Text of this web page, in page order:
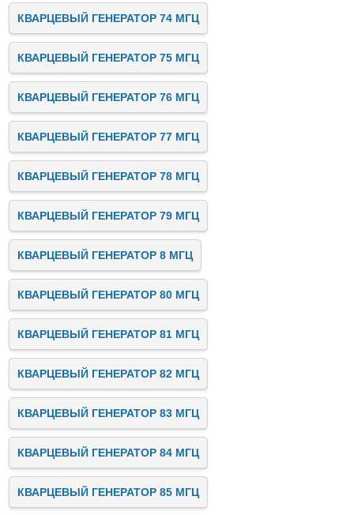
КВАРЦЕВЫЙ ГЕНЕРАТОР 74 МГЦ
КВАРЦЕВЫЙ ГЕНЕРАТОР 75 МГЦ
КВАРЦЕВЫЙ ГЕНЕРАТОР 76 МГЦ
КВАРЦЕВЫЙ ГЕНЕРАТОР 77 МГЦ
КВАРЦЕВЫЙ ГЕНЕРАТОР 78 МГЦ
КВАРЦЕВЫЙ ГЕНЕРАТОР 79 МГЦ
КВАРЦЕВЫЙ ГЕНЕРАТОР 8 МГЦ
КВАРЦЕВЫЙ ГЕНЕРАТОР 80 МГЦ
КВАРЦЕВЫЙ ГЕНЕРАТОР 81 МГЦ
КВАРЦЕВЫЙ ГЕНЕРАТОР 82 МГЦ
КВАРЦЕВЫЙ ГЕНЕРАТОР 83 МГЦ
КВАРЦЕВЫЙ ГЕНЕРАТОР 84 МГЦ
КВАРЦЕВЫЙ ГЕНЕРАТОР 85 МГЦ